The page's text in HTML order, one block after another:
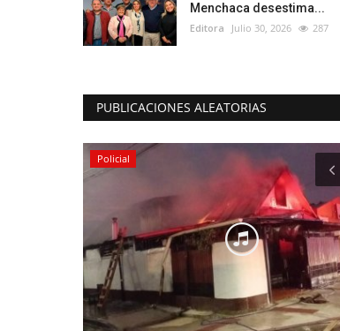
Menchaca desestima...
Editora Julio 30, 2026 287
PUBLICACIONES ALEATORIAS
Policial